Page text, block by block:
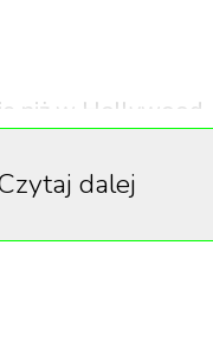
niż w Hollywood.
dalej